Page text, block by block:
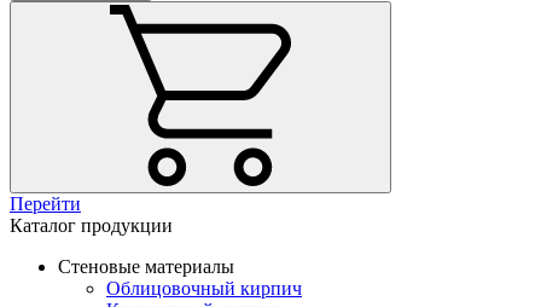
Перейти
Каталог продукции
Стеновые материалы
Облицовочный кирпич